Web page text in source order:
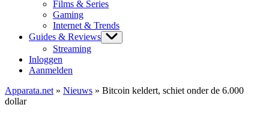
Films & Series
Gaming
Internet & Trends
Guides & Reviews
Streaming
Inloggen
Aanmelden
Apparata.net » Nieuws » Bitcoin keldert, schiet onder de 6.000
dollar